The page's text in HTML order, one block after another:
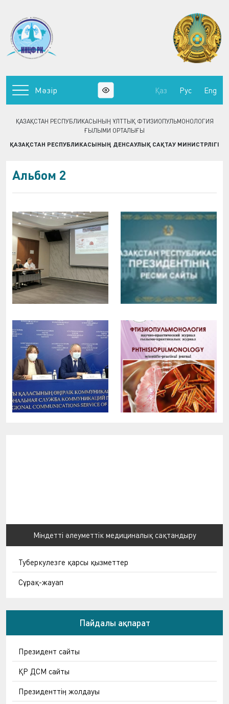
ҚАЗАҚСТАН РЕСПУБЛИКАСЫНЫҢ ҰЛТТЫҚ ФТИЗИОПУЛЬМОНОЛОГИЯ
ҒЫЛЫМИ ОРТАЛЫҒЫ
ҚАЗАҚСТАН РЕСПУБЛИКАСЫНЫҢ ДЕНСАУЛЫҚ САҚТАУ МИНИСТРЛІГІ
Мәзір Қаз Рус Eng
Альбом 2
Міндетті әлеуметтік медициналық сақтандыру
Туберкулезге қарсы қызметтер
Сұрақ-жауап
Пайдалы ақпарат
Президент сайты
ҚР ДСМ сайты
Президенттің жолдауы